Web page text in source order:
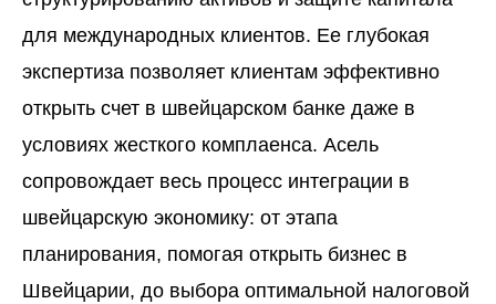
для международных клиентов. Ее глубокая
экспертиза позволяет клиентам эффективно
открыть счет в швейцарском банке даже в
условиях жесткого комплаенса. Асель
сопровождает весь процесс интеграции в
швейцарскую экономику: от этапа
планирования, помогая открыть бизнес в
Швейцарии, до выбора оптимальной налоговой